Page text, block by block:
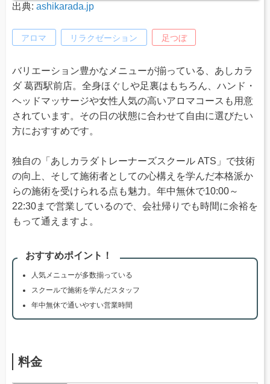
出典: ashikarada.jp
アロマ リラクゼーション 足つぼ
バリエーション豊かなメニューが揃っている、あしカラ
ダ 葛西駅前店。全身ほぐしや足裏はもちろん、ハンド・
ヘッドマッサージや女性人気の高いアロマコースも用意
されています。その日の状態に合わせて自由に選びたい
方におすすめです。
独自の「あしカラダトレーナーズスクール ATS」で技術
の向上、そして施術者としての心構えを学んだ本格派か
らの施術を受けられる点も魅力。年中無休で10:00～
22:30まで営業しているので、会社帰りでも時間に余裕を
もって通えますよ。
おすすめポイント！
人気メニューが多数揃っている
スクールで施術を学んだスタッフ
年中無休で通いやすい営業時間
料金